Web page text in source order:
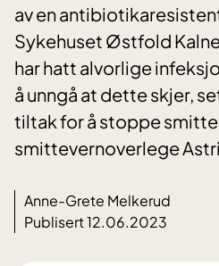
av en
Sykehuset Østfold
har hatt alvorlige
å unngå at dette skjer,
tiltak for å stoppe
smittevernoverlege
Anne-Grete Melkerud
Publisert 12.06.2023